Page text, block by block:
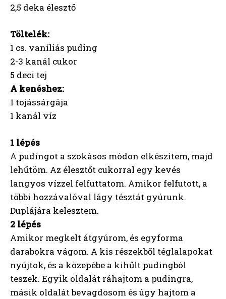
2,5 deka élesztő
Töltelék:
1 cs. vaníliás puding
2-3 kanál cukor
5 deci tej
A kenéshez:
1 tojássárgája
1 kanál víz
1 lépés
A pudingot a szokásos módon elkészítem, majd
lehűtöm. Az élesztőt cukorral egy kevés
langyos vízzel felfuttatom. Amikor felfutott, a
többi hozzávalóval lágy tésztát gyúrunk.
Duplájára kelesztem.
2 lépés
Amikor megkelt átgyúrom, és egyforma
darabokra vágom. A kis részekből téglalapokat
nyújtok, és a közepébe a kihűlt pudingból
teszek. Egyik oldalát ráhajtom a pudingra,
másik oldalát bevagdosom és úgy hajtom a